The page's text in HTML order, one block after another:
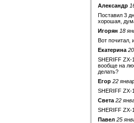
Александр
Поставил 3
хорошая,
Игорян 18
Вот почитал,
Екатерина
SHERIFF ZX-
вообще на
делать?
Егор 22
SHERIFF ZX-
Света 22
SHERIFF ZX-
Павел 25